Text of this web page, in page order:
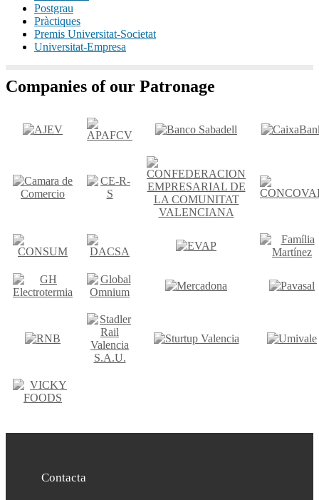
Postgrau
Pràctiques
Premis Universitat-Societat
Universitat-Empresa
Companies of our Patronage
Contacta